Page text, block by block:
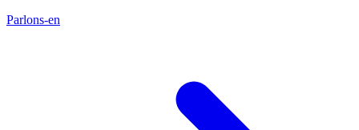
Parlons-en